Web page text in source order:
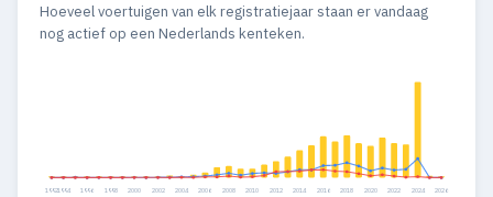
Hoeveel voertuigen van elk registratiejaar staan er vandaag
nog actief op een Nederlands kenteken.
19921994 1996 1998 2000 2002 2004 2006 2008 2010 2012 2014 2016 2018 2020 2022 2024 2026